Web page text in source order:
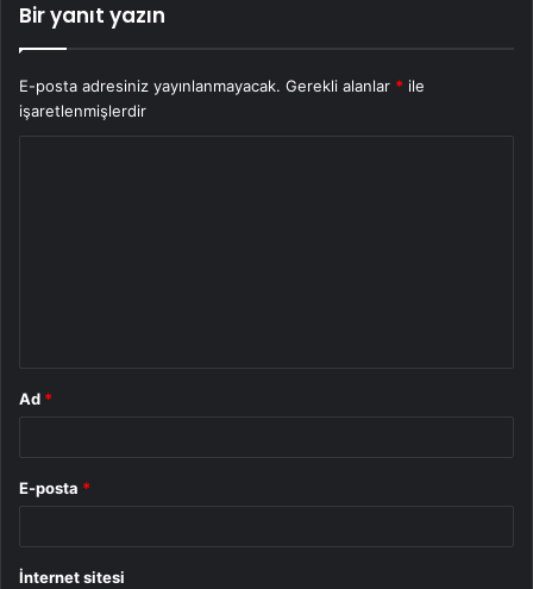
Bir yanıt yazın
E-posta adresiniz yayınlanmayacak. Gerekli alanlar * ile
işaretlenmişlerdir
Ad *
E-posta *
İnternet sitesi